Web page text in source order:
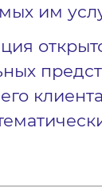
им